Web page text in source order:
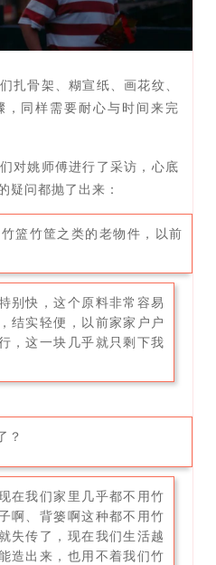
扎骨架、糊宣纸、画花纹、
同样需要耐心与时间来完
对姚师傅进行了采访，心底
疑问都抛了出来：
篮竹筐之类的老物件，以前
别快，这个原料非常容易
结实轻便，以前家家户户
，这一块几乎就只剩下我
？
在我们家里几乎都不用竹
啊、背篓啊这种都不用竹
失传了，现在我们生活越
造出来，也用不着我们竹